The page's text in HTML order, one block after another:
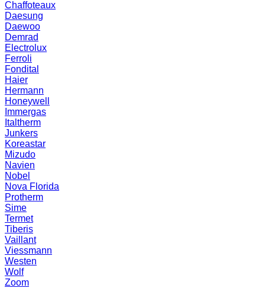
Chaffoteaux
Daesung
Daewoo
Demrad
Electrolux
Ferroli
Fondital
Haier
Hermann
Honeywell
Immergas
Italtherm
Junkers
Koreastar
Mizudо
Navien
Nobel
Nova Florida
Protherm
Sime
Termet
Tiberis
Vaillant
Viessmann
Westen
Wolf
Zoom